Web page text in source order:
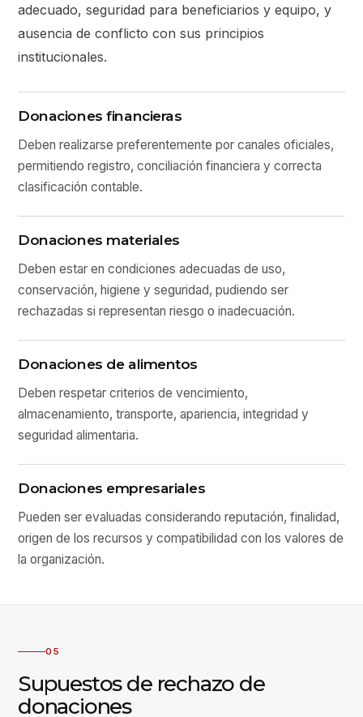
adecuado, seguridad para beneficiarios y equipo, y
ausencia de conflicto con sus principios
institucionales.
Donaciones financieras
Deben realizarse preferentemente por canales oficiales,
permitiendo registro, conciliación financiera y correcta
clasificación contable.
Donaciones materiales
Deben estar en condiciones adecuadas de uso,
conservación, higiene y seguridad, pudiendo ser
rechazadas si representan riesgo o inadecuación.
Donaciones de alimentos
Deben respetar criterios de vencimiento,
almacenamiento, transporte, apariencia, integridad y
seguridad alimentaria.
Donaciones empresariales
Pueden ser evaluadas considerando reputación, finalidad,
origen de los recursos y compatibilidad con los valores de
la organización.
05
Supuestos de rechazo de
donaciones